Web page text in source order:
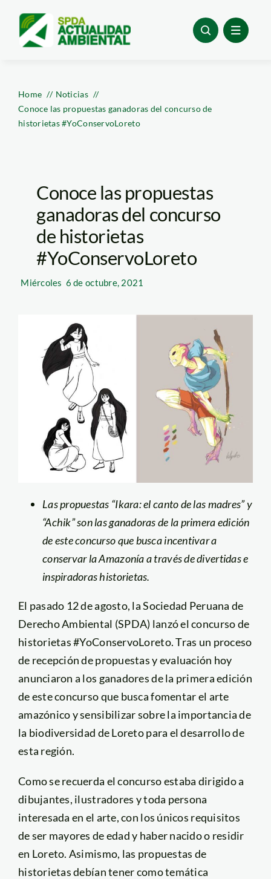
content
Home
Noticias
Conoce las propuestas ganadoras del concurso de
historietas #YoConservoLoreto
Conoce las propuestas
ganadoras del concurso
de historietas
#YoConservoLoreto
Miércoles 6 de octubre, 2021
Las propuestas “Ikara: el canto de las madres” y
“Achik” son las ganadoras de la primera edición
de este concurso que busca incentivar a
conservar la Amazonía a través de divertidas e
inspiradoras historietas.
El pasado 12 de agosto, la Sociedad Peruana de
Derecho Ambiental (SPDA) lanzó el concurso de
historietas #YoConservoLoreto. Tras un proceso
de recepción de propuestas y evaluación hoy
anunciaron a los ganadores de la primera edición
de este concurso que busca fomentar el arte
amazónico y sensibilizar sobre la importancia de
la biodiversidad de Loreto para el desarrollo de
esta región.
Como se recuerda el concurso estaba dirigido a
dibujantes, ilustradores y toda persona
interesada en el arte, con los únicos requisitos
de ser mayores de edad y haber nacido o residir
en Loreto. Asimismo, las propuestas de
historietas debían tener como temática